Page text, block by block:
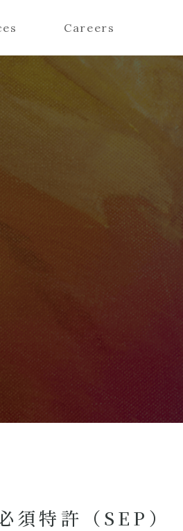
Careers
特許（SEP）